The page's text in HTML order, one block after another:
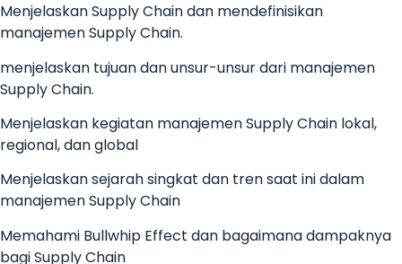
Menjelaskan Supply Chain dan mendefinisikan
manajemen Supply Chain.
menjelaskan tujuan dan unsur-unsur dari manajemen
Supply Chain.
Menjelaskan kegiatan manajemen Supply Chain lokal,
regional, dan global
Menjelaskan sejarah singkat dan tren saat ini dalam
manajemen Supply Chain
Memahami Bullwhip Effect dan bagaimana dampaknya
bagi Supply Chain